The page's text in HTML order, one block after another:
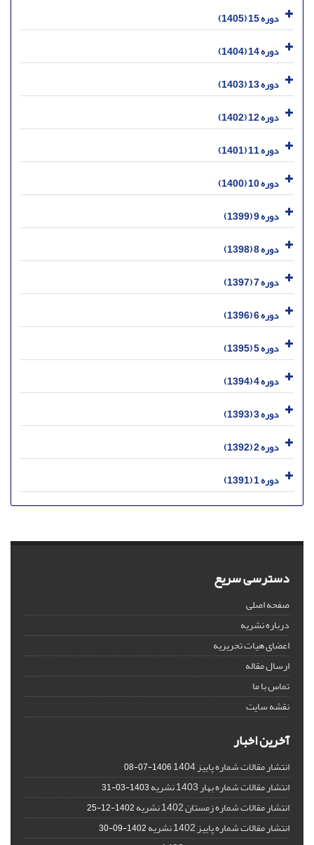
دوره 15 (1405)
دوره 14 (1404)
دوره 13 (1403)
دوره 12 (1402)
دوره 11 (1401)
دوره 10 (1400)
دوره 9 (1399)
دوره 8 (1398)
دوره 7 (1397)
دوره 6 (1396)
دوره 5 (1395)
دوره 4 (1394)
دوره 3 (1393)
دوره 2 (1392)
دوره 1 (1391)
دسترسی سریع
صفحه اصلی
درباره نشریه
اعضای هیات تحریریه
ارسال مقاله
تماس با ما
نقشه سایت
آخرین اخبار
انتشار مقالات شماره پاییز 1404 1406-07-08
انتشار مقالات شماره بهار 1403 نشریه 1403-03-31
انتشار مقالات شماره زمستان 1402 نشریه 1402-12-25
انتشار مقالات شماره پاییز 1402 نشریه 1402-09-30